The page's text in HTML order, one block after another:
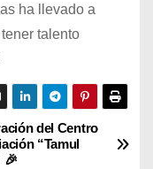
ha llevado a
talento
del Centro
“Tamul
🎉